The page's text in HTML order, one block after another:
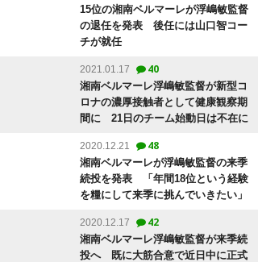
15位の湘南ベルマーレが浮嶋敏監督
の退任を発表 後任には山口智コー
チが就任
2021.01.17 40
湘南ベルマーレ浮嶋敏監督が新型コ
ロナの濃厚接触者として健康観察期
間に 21日のチーム始動日は不在に
2020.12.21 48
湘南ベルマーレが浮嶋敏監督の来季
続投を発表 「年間18位という経験
を糧にして来季に挑んでいきたい」
2020.12.17 42
湘南ベルマーレ浮嶋敏監督が来季続
投へ 既に大筋合意で近日中に正式